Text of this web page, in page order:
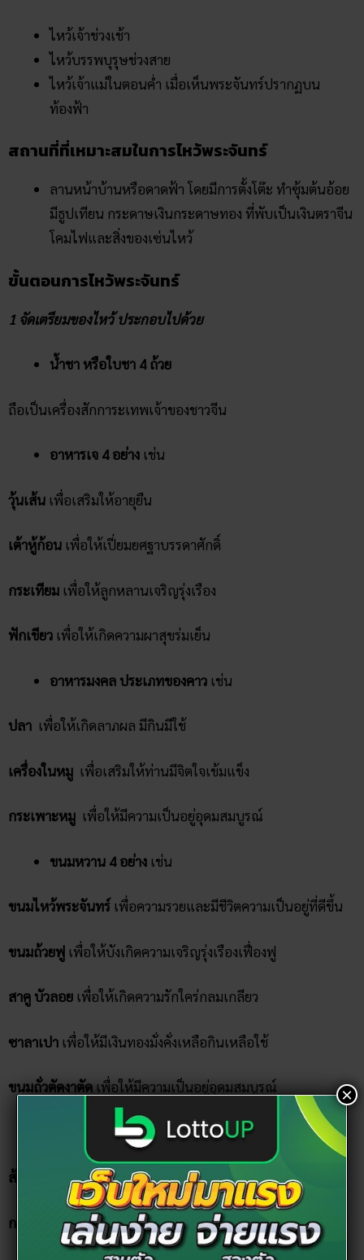
ไหว้เจ้าช่วงเช้า
ไหว้บรรพบุรุษช่วงสาย
ไหว้เจ้าแม่ในตอนค่ำ เมื่อเห็นพระจันทร์ปรากฏบน
ท้องฟ้า
สถานที่ที่เหมาะสมในการไหว้พระจันทร์
ลานหน้าบ้านหรือดาดฟ้า โดยมีการตั้งโต๊ะ ทำซุ้มต้นอ้อย
มีธูปเทียน กระดาษเงินกระดาษทอง ที่พับเป็นเงินตราจีน
โคมไฟและสิ่งของเซ่นไหว้
ขั้นตอนการไหว้พระจันทร์
1 จัดเตรียมของไหว้ ประกอบไปด้วย
น้ำชา หรือใบชา 4 ถ้วย
ถือเป็นเครื่องสักการะเทพเจ้าของชาวจีน
อาหารเจ 4 อย่าง เช่น
วุ้นเส้น เพื่อเสริมให้อายุยืน
เต้าหู้ก้อน เพื่อให้เปี่ยมยศฐาบรรดาศักดิ์
กระเทียม เพื่อให้ลูกหลานเจริญรุ่งเรือง
ฟักเขียว เพื่อให้เกิดความผาสุขร่มเย็น
อาหารมงคล ประเภทของคาว เช่น
ปลา เพื่อให้เกิดลาภผล มีกินมีใช้
เครื่องในหมู เพื่อเสริมให้ท่านมีจิตใจเข้มแข็ง
กระเพาะหมู เพื่อให้มีความเป็นอยู่อุดมสมบูรณ์
ขนมหวาน 4 อย่าง เช่น
ขนมไหว้พระจันทร์ เพื่อความรวยและมีชีวิตความเป็นอยู่ที่ดีขึ้น
ขนมถ้วยฟู เพื่อให้บังเกิดความเจริญรุ่งเรืองเฟื่องฟู
สาคู บัวลอย เพื่อให้เกิดความรักใคร่กลมเกลียว
ซาลาเปา เพื่อให้มีเงินทองมั่งคั่งเหลือกินเหลือใช้
ขนมถั่วตัดงาตัด เพื่อให้มีความเป็นอยู่อุดมสมบูรณ์
ผลไม้ 4 อย่างควรเป็นผลไม้ที่เป็นมงคล เช่น
ส้ม เพื่อบังเกิดมหาโชค มหามงคล
กล้วยหอมเพื่อให้ทุกการงานราบรื่น และมีชื่อเสียง
×